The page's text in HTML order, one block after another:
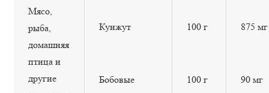
Мясо,
рыба,
домашняя
птица и
другие
Кунжут
Бобовые
100 г
100 г
875 мг
90 мг